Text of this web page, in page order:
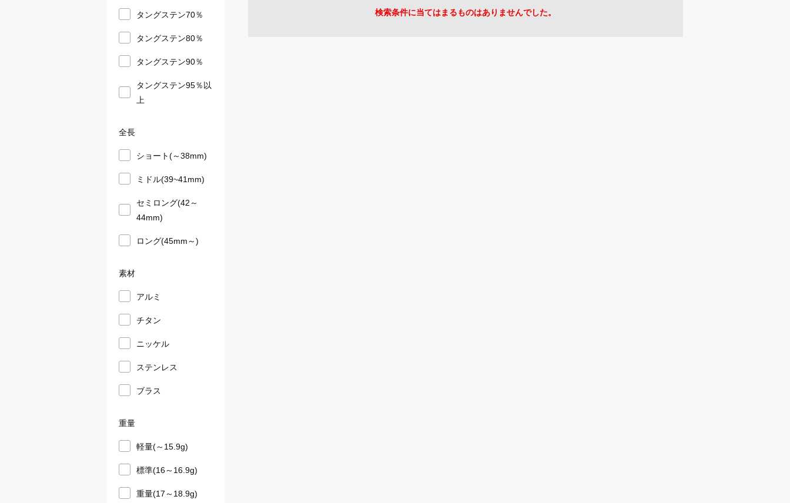
検索条件に当てはまるものはありませんでした。
タングステン70％
タングステン80％
タングステン90％
タングステン95％以
上
全長
ショート(～38mm)
ミドル(39~41mm)
セミロング(42～
44mm)
ロング(45mm～)
素材
アルミ
チタン
ニッケル
ステンレス
ブラス
重量
軽量(～15.9g)
標準(16～16.9g)
重量(17～18.9g)